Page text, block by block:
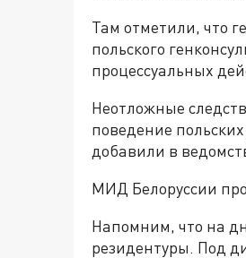
Там отметили, что
польского
процессуальных
Неотложные
поведение
добавили в
МИД Белоруссии
Напомним, что на
резидентуры. Под